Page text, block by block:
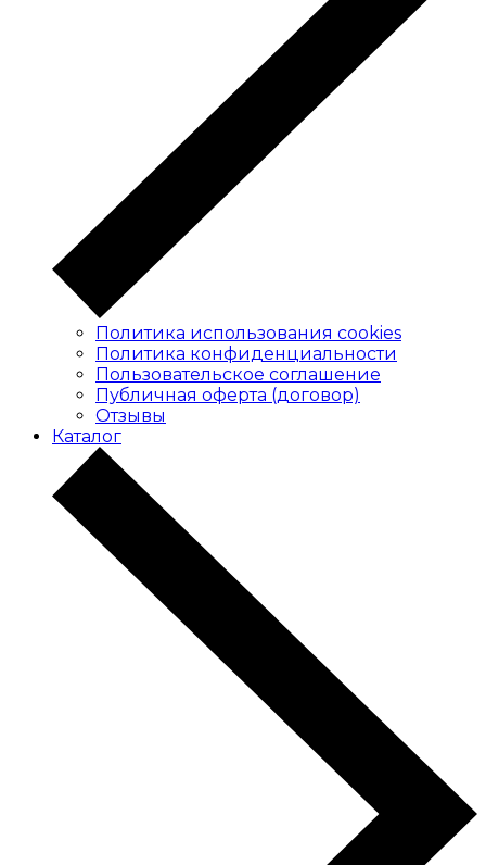
Политика использования cookies
Политика конфиденциальности
Пользовательское соглашение
Публичная оферта (договор)
Отзывы
Каталог